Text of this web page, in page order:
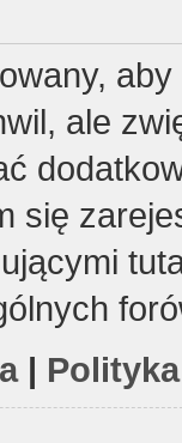
ale
się
|